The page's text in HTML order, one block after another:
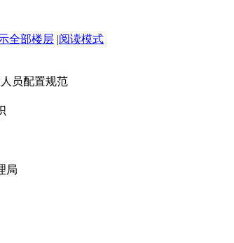
全部楼层 |阅读模式
员配置规范
局